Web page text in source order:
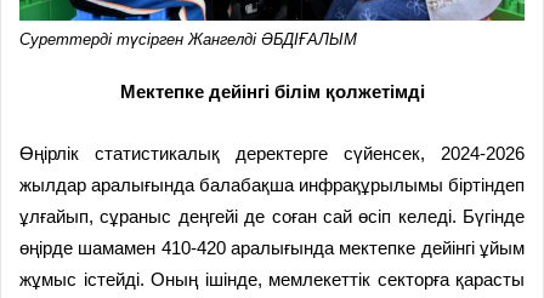
Суреттерді түсірген Жангелді ӘБДІҒАЛЫМ
Мектепке дейінгі білім қолжетімді
Өңірлік статистикалық деректерге сүйенсек, 2024-2026
жылдар аралығында балабақша инфрақұрылымы біртіндеп
ұлғайып, сұраныс деңгейі де соған сай өсіп келеді. Бүгінде
өңірде шамамен 410-420 аралығында мектепке дейінгі ұйым
жұмыс істейді. Оның ішінде, мемлекеттік секторға қарасты